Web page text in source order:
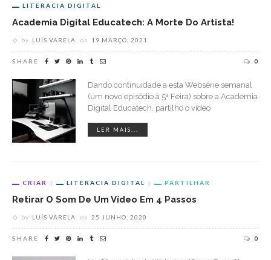
LITERACIA DIGITAL
Academia Digital Educatech: A Morte Do Artista!
by LUÍS VARELA on 19 MARÇO, 2021
SHARE 0
Dando continuidade a esta Websérie semanal
(um novo episódio à 5ª Feira) sobre a Academia
Digital Educatech, partilho o vídeo
LER MAIS...
CRIAR LITERACIA DIGITAL PARTILHAR
Retirar O Som De Um Vídeo Em 4 Passos
by LUÍS VARELA on 25 JUNHO, 2020
SHARE 0